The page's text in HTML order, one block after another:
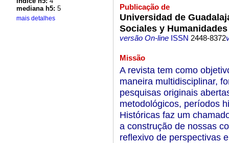
mediana h5: 5
mais detalhes
Publicação de
Universidad de
Sociales y Humanidades
versão On-lineISSN 2448-8372
Missão
A revista tem como
maneira multidisciplinar,
pesquisas originais
metodológicos, períodos
Históricas faz um
a construção de nossas
reflexivo de perspectivas